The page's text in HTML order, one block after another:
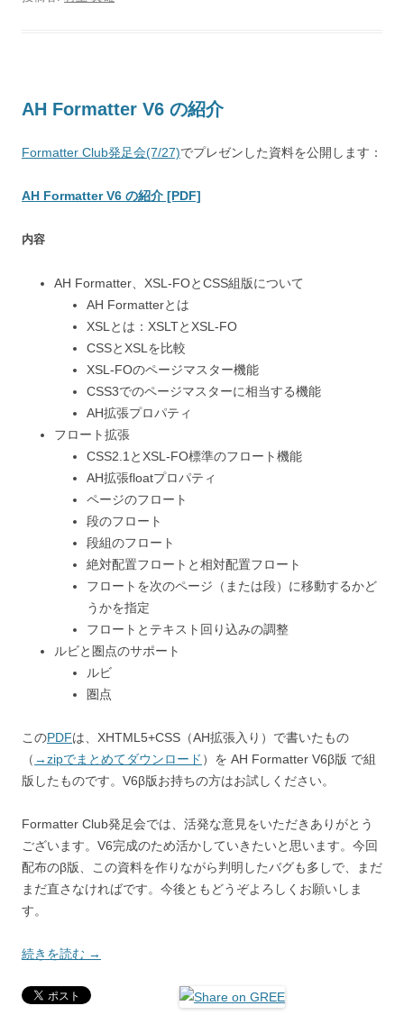
AH Formatter V6 の紹介
Formatter Club発足会(7/27)でプレゼンした資料を公開します：
AH Formatter V6 の紹介 [PDF]
内容
AH Formatter、XSL-FOとCSS組版について
AH Formatterとは
XSLとは：XSLTとXSL-FO
CSSとXSLを比較
XSL-FOのページマスター機能
CSS3でのページマスターに相当する機能
AH拡張プロパティ
フロート拡張
CSS2.1とXSL-FO標準のフロート機能
AH拡張floatプロパティ
ページのフロート
段のフロート
段組のフロート
絶対配置フロートと相対配置フロート
フロートを次のページ（または段）に移動するかど
うかを指定
フロートとテキスト回り込みの調整
ルビと圏点のサポート
ルビ
圏点
このPDFは、XHTML5+CSS（AH拡張入り）で書いたもの
（ →zipでまとめてダウンロード ）を AH Formatter V6β版 で組
版したものです。V6β版お持ちの方はお試しください。
Formatter Club発足会では、活発な意見をいただきありがとう
ございます。V6完成のため活かしていきたいと思います。今回
配布のβ版、この資料を作りながら判明したバグも多しで、まだ
まだ直さなければです。今後ともどうぞよろしくお願いしま
す。
続きを読む →